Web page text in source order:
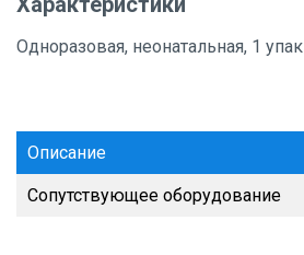
Одноразовая, неонатальная, 1 упак
Описание
Сопутствующее оборудование